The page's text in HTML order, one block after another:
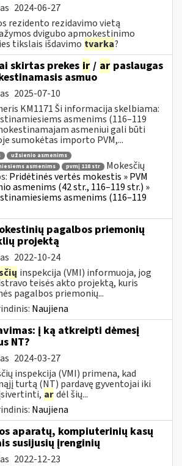
2024-06-27
rezidento rezidavimo vietą
dvigubo apmokestinimo
tikslais išdavimo tvarka?
skirtas prekes ir / ar paslaugas
asmuo
2025-07-10
KM1171 Ši informacija skelbiama:
asmenims (116–119
asmeniui gali būti
sumokėtas importo PVM,...
užsienio asmenims
asmenims
pvmį 118 str
Mokesčių
Pridėtinės vertės mokestis » PVM
asmenims (42 str., 116–119 str.) »
asmenims (116–119
pagalbos priemonių
projektą
2022-10-24
inspekcija (VMI) informuoja, jog
teisės akto projektą, kuris
pagalbos priemonių...
Naujiena
į ką atkreipti dėmesį
NT?
2024-03-27
inspekcija (VMI) primena, kad
turtą (NT) pardavę gyventojai iki
ardėl šių...
Naujiena
aparatų, kompiuterinių kasų
susijusių įrenginių
2022-12-23